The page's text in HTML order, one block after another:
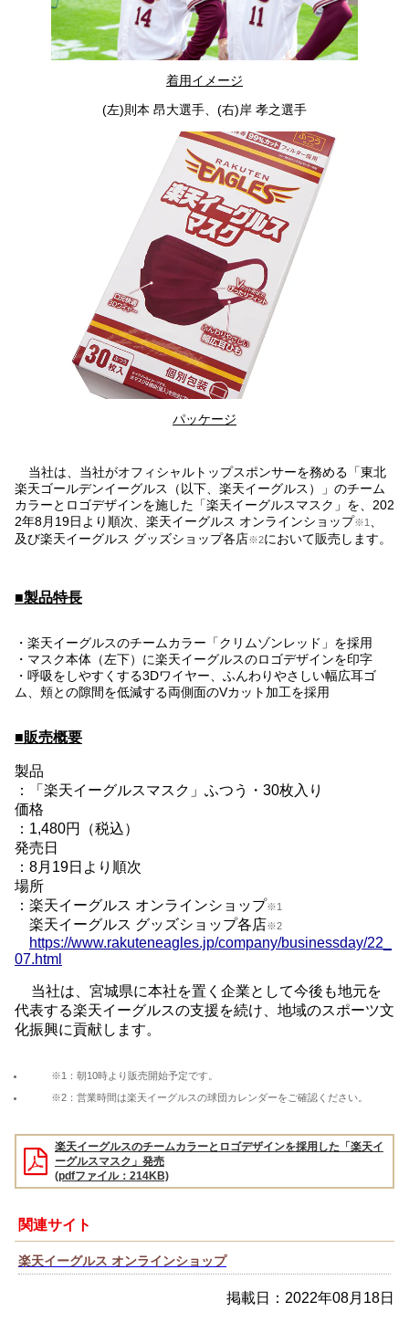
着用イメージ
(左)則本 昂大選手、(右)岸 孝之選手
パッケージ
当社は、当社がオフィシャルトップスポンサーを務める「東北
楽天ゴールデンイーグルス（以下、楽天イーグルス）」のチーム
カラーとロゴデザインを施した「楽天イーグルスマスク」を、202
2年8月19日より順次、楽天イーグルス オンラインショップ※1
及び楽天イーグルス グッズショップ各店※2において販売します。
■製品特長
・楽天イーグルスのチームカラー「クリムゾンレッド」を採用
・マスク本体（左下）に楽天イーグルスのロゴデザインを印字
・呼吸をしやすくする3Dワイヤー、ふんわりやさしい幅広耳ゴ
ム、頬との隙間を低減する両側面のVカット加工を採用
■販売概要
製品
：「楽天イーグルスマスク」ふつう・30枚入り
価格
：1,480円（税込）
発売日
：8月19日より順次
場所
：楽天イーグルス オンラインショップ※1
楽天イーグルス グッズショップ各店※2
https://www.rakuteneagles.jp/company/businessday/22_
07.html
当社は、宮城県に本社を置く企業として今後も地元を
代表する楽天イーグルスの支援を続け、地域のスポーツ文
化振興に貢献します。
※1：朝10時より販売開始予定です。
※2：営業時間は楽天イーグルスの球団カレンダーをご確認ください。
楽天イーグルスのチームカラーとロゴデザインを採用した「楽天イ
ーグルスマスク」発売
(pdfファイル：214KB)
関連サイト
楽天イーグルス オンラインショップ
掲載日：2022年08月18日